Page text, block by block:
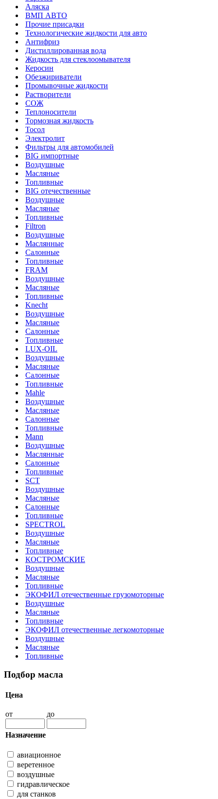
Аляска
ВМП АВТО
Прочие присадки
Технологические жидкости для авто
Антифриз
Дистиллированная вода
Жидкость для стеклоомывателя
Керосин
Обезжириватели
Промывочные жидкости
Растворители
СОЖ
Теплоносители
Тормозная жидкость
Тосол
Электролит
Фильтры для автомобилей
BIG импортные
Воздушные
Масляные
Топливные
BIG отечественные
Воздушные
Масляные
Топливные
Filtron
Воздушные
Маслянные
Салонные
Топливные
FRAM
Воздушные
Масляные
Топливные
Knecht
Воздушные
Масляные
Салонные
Топливные
LUX-OIL
Воздушные
Масляные
Салонные
Топливные
Mahle
Воздушные
Масляные
Салонные
Топливные
Mann
Воздушные
Маслянные
Салонные
Топливные
SCT
Воздушные
Масляные
Салонные
Топливные
SPECTROL
Воздушные
Масляные
Топливные
КОСТРОМСКИЕ
Воздушные
Масляные
Топливные
ЭКОФИЛ отечественные грузомоторные
Воздушные
Масляные
Топливные
ЭКОФИЛ отечественные легкомоторные
Воздушные
Масляные
Топливные
Подбор масла
Цена
от до
Назначение
авиационное
веретенное
воздушные
гидравлическое
для станков